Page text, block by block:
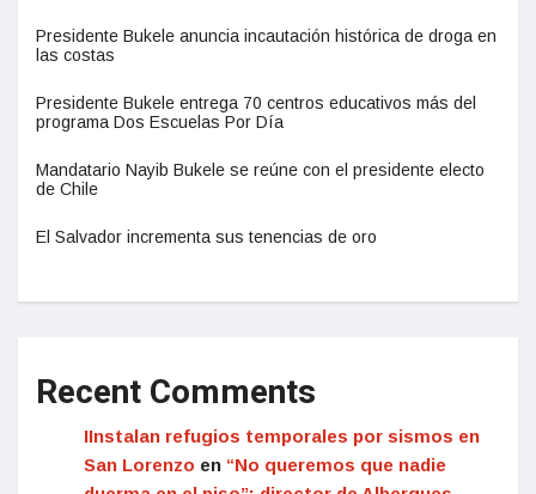
Presidente Bukele anuncia incautación histórica de droga en
las costas
Presidente Bukele entrega 70 centros educativos más del
programa Dos Escuelas Por Día
Mandatario Nayib Bukele se reúne con el presidente electo
de Chile
El Salvador incrementa sus tenencias de oro
Recent Comments
IInstalan refugios temporales por sismos en
San Lorenzo en “No queremos que nadie